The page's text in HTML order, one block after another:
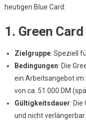
heutigen Blue Card:
1. Green
Zielgruppe: Speziell
Bedingungen: Die
ein Arbeitsangebot im
von ca. 51.000 DM
Gültigkeitsdauer:
und nicht verlängerbar.